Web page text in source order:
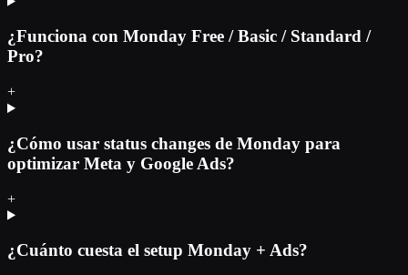
¿Funciona con Monday Free / Basic / Standard /
Pro?
+
¿Cómo usar status changes de Monday para
optimizar Meta y Google Ads?
+
¿Cuánto cuesta el setup Monday + Ads?